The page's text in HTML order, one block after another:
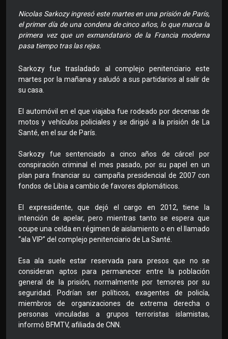
Nicolas Sarkozy ingresó este martes en una prisión de París,
el primer día de una condena de cinco años, lo que marca la
primera vez que un exmandatario de la Francia moderna
pasa tiempo tras las rejas.
Sarkozy fue trasladado al complejo penitenciario este
martes por la mañana y saludó a sus partidarios al salir de
su casa.
El automóvil en el que viajaba fue rodeado por decenas de
motos y vehículos policiales y se dirigió a la prisión de La
Santé, en el sur de París.
Sarkozy fue sentenciado a cinco años de cárcel por
conspiración criminal el mes pasado, por su papel en un
plan para financiar su campaña presidencial de 2007 con
fondos de Libia a cambio de favores diplomáticos.
El expresidente, que dejó el cargo en 2012, tiene la
intención de apelar, pero mientras tanto se espera que
ocupe una celda en régimen de aislamiento o en el llamado
“ala VIP” del complejo penitenciario de La Santé.
Esa ala suele estar reservada para presos que no se
consideran aptos para permanecer entre la población
general de la prisión, normalmente por temores por su
seguridad. Podrían ser políticos, exagentes de policía,
miembros de organizaciones de extrema derecha o
personas vinculadas a grupos terroristas islamistas,
informó BFMTV, afiliada de CNN.